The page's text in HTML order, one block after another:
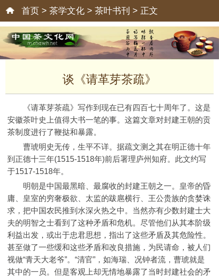
首页 > 茶学文化 > 茶叶书刊 > 正文
谈《请革芽茶疏》
《请革芽茶疏》写作到现在已有四百七十周年了。这是
安徽茶叶史上值得大书一笔的事。这篇文章对封建王朝的贡
茶制度进行了鞭挞和暴露。
曹琥明史无传，生平不详。据疏文测之其在明正德十年
到正德十三年(1515-1518年)前后署理庐州知府。此文约写
于1517-1518年。
明朝是中国最黑暗、最腐收的封建王朝之一。皇帝的昏
庸、皇室的穷奢极欲、太监的跋扈横行、王公贵族的贪婪诛
求，把中国农民推到水深火热之中。当然亦有少数封建士大
夫的明智之士看到了这种矛盾和危机。尽管他们从其本阶级
利益出发，或出于忠君思想，指出了这些矛盾及其危险性。
甚至做了一些缓和这些矛盾和改良措施，为民请命，被人们
视做“青天大老爷”。“清官”，如海瑞、况钟者流，曹琥就是
其中的一员。但是客观上却无情地暴露了当时封建社会的矛